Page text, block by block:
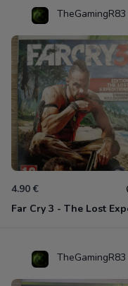
TheGamingR83
4.90 €
TheGamingR83